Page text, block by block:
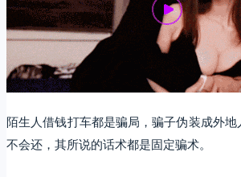
陌生人借钱打车都是骗局，骗子伪装成外
不会还，其所说的话术都是固定骗术。